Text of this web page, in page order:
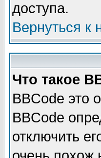
доступа.
Вернуться к
Что такое
BBCode это
BBCode
отключить